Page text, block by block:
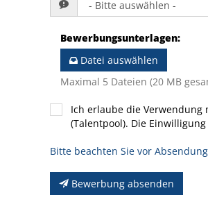
Bewerbungsunterlagen:
Datei auswählen
Maximal 5 Dateien (20 MB
Ich erlaube die
(Talentpool). Die
Bitte beachten Sie vor
Bewerbung absenden